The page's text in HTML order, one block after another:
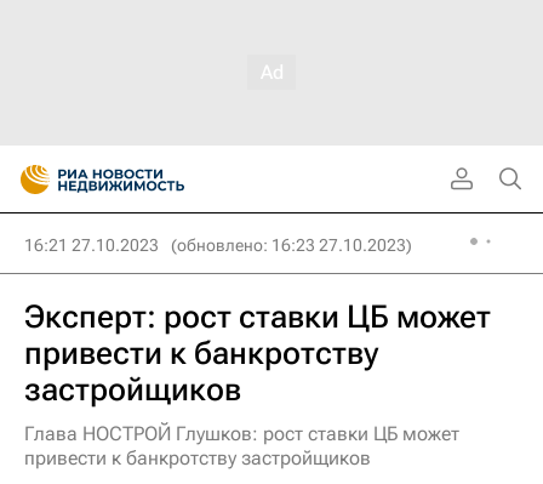
16:21 27.10.2023 (обновлено: 16:23 27.10.2023)
Эксперт: рост ставки ЦБ может
привести к банкротству
застройщиков
Глава НОСТРОЙ Глушков: рост ставки ЦБ может
привести к банкротству застройщиков